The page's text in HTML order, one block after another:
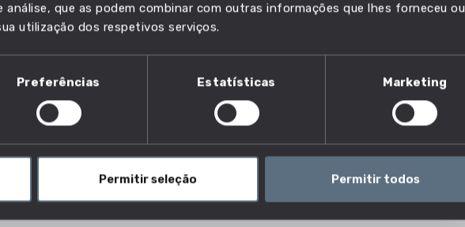
análise, que as podem combinar com outras informações que lhes forneceu ou
utilização dos respetivos serviços.
Preferências Estatísticas Marketing
Permitir seleção Permitir todos
no trabalho?
auditorias no local de trabalho para assegurar
disso, investigam acidentes de trabalho.
os trabalhadores para garantir a
saúde e segurança, inspecionam os locais de